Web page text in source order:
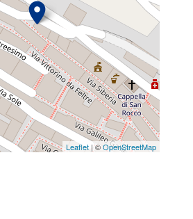
Leaflet| ©OpenStreetMap